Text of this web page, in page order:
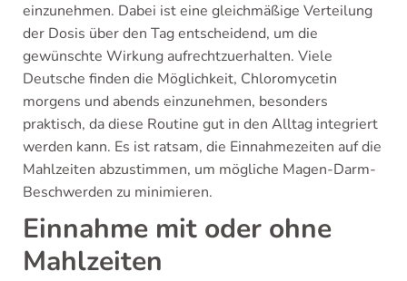
einzunehmen. Dabei ist eine gleichmäßige Verteilung
der Dosis über den Tag entscheidend, um die
gewünschte Wirkung aufrechtzuerhalten. Viele
Deutsche finden die Möglichkeit, Chloromycetin
morgens und abends einzunehmen, besonders
praktisch, da diese Routine gut in den Alltag integriert
werden kann. Es ist ratsam, die Einnahmezeiten auf die
Mahlzeiten abzustimmen, um mögliche Magen-Darm-
Beschwerden zu minimieren.
Einnahme mit oder ohne
Mahlzeiten